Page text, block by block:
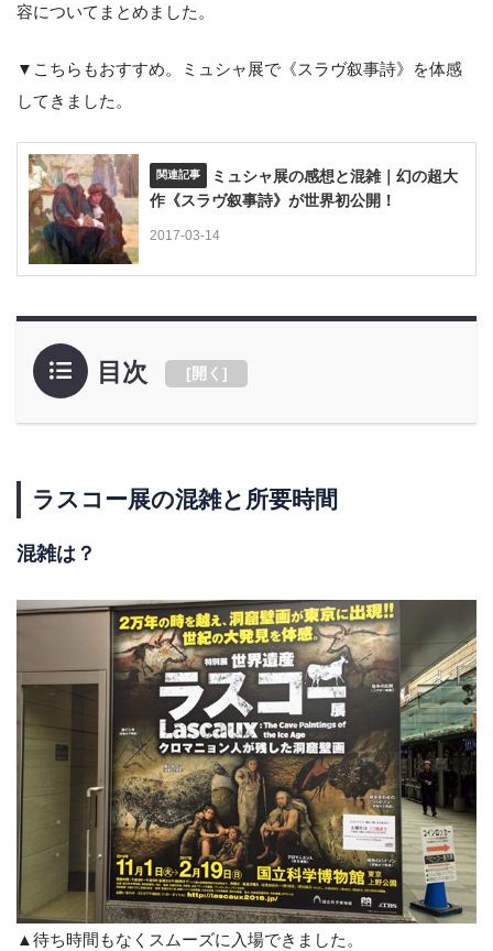
容についてまとめました。
▼こちらもおすすめ。ミュシャ展で《スラヴ叙事詩》を体感
してきました。
ミュシャ展の感想と混雑｜幻の超大
作《スラヴ叙事詩》が世界初公開！
2017-03-14
目次 [開く ]
ラスコー展の混雑と所要時間
混雑は？
▲待ち時間もなくスムーズに入場できました。